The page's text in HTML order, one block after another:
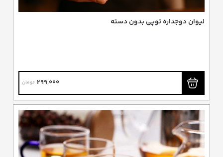
لیوان دوجداره توپی بدون دسته
299,000 تومان